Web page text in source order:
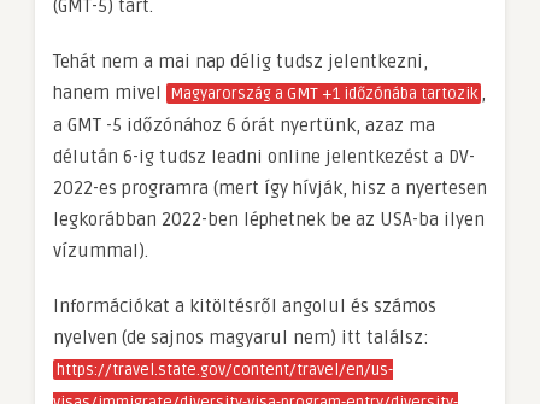
(GMT-5) tart.
Tehát nem a mai nap délig tudsz jelentkezni,
hanem mivel
Magyarország a GMT +1 időzónába tartozik ,
a GMT -5 időzónához 6 órát nyertünk, azaz ma
délután 6-ig tudsz leadni online jelentkezést a DV-
2022-es programra (mert így hívják, hisz a nyertesen
legkorábban 2022-ben léphetnek be az USA-ba ilyen
vízummal).
Információkat a kitöltésről angolul és számos
nyelven (de sajnos magyarul nem) itt találsz:
https://travel.state.gov/content/travel/en/us-